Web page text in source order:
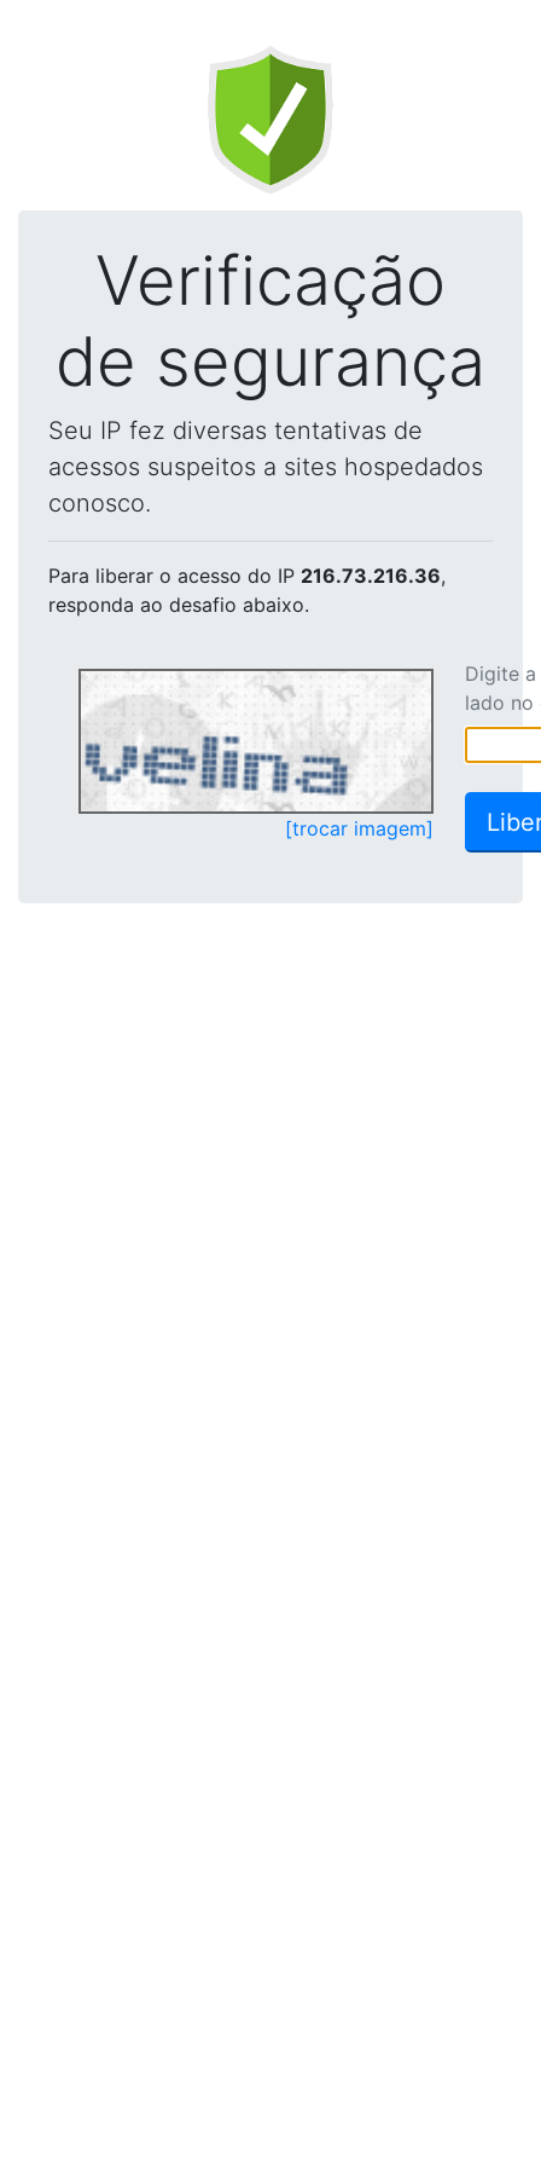
Verificação
de segurança
Seu IP fez diversas tentativas de
acessos suspeitos a sites hospedados
conosco.
Para liberar o acesso do IP 216.73.216.36,
responda ao desafio abaixo.
[trocar imagem]
Digite
lado no